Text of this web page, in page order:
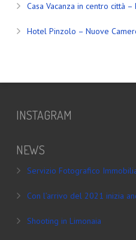
Casa Vacanza in centro città –
Hotel Pinzolo – Nuove
INSTAGRAM
NEWS
Servizio Fotografico
Con l’arrivo del 2021 inizia
Shooting in Limonaia